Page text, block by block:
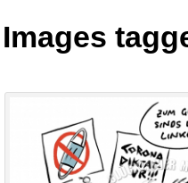
Images